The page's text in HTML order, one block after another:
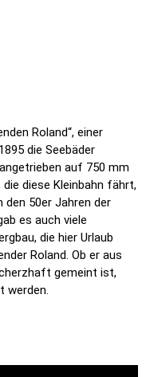
Roland“, einer
die Seebäder
auf 750 mm
diese Kleinbahn fährt,
den 50er Jahren der
es auch viele
die hier Urlaub
Roland. Ob er aus
gemeint ist,
werden.